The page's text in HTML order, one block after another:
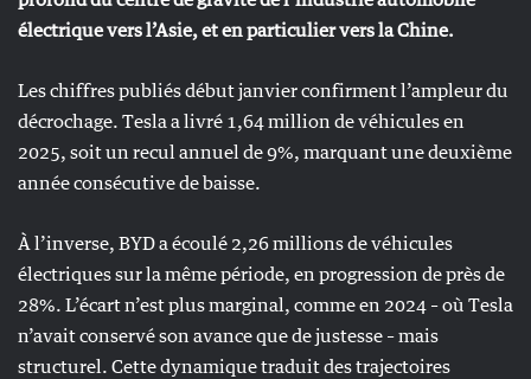
électrique vers l’Asie, et en particulier vers la Chine.
Les chiffres publiés début janvier confirment l’ampleur du
décrochage. Tesla a livré 1,64 million de véhicules en
2025, soit un recul annuel de 9%, marquant une deuxième
année consécutive de baisse.
À l’inverse, BYD a écoulé 2,26 millions de véhicules
électriques sur la même période, en progression de près de
28%. L’écart n’est plus marginal, comme en 2024 – où Tesla
n’avait conservé son avance que de justesse – mais
structurel. Cette dynamique traduit des trajectoires